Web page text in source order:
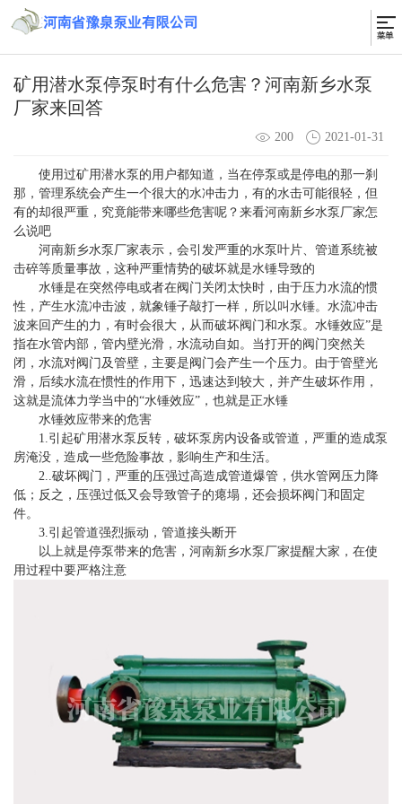
矿用潜水泵停泵时有什么危害？河南新乡水泵
厂家来回答
200 2021-01-31
使用过矿用潜水泵的用户都知道，当在停泵或是停电的那一刹
那，管理系统会产生一个很大的水冲击力，有的水击可能很轻，但
有的却很严重，究竟能带来哪些危害呢？来看河南新乡水泵厂家怎
么说吧
河南新乡水泵厂家表示，会引发严重的水泵叶片、管道系统被
击碎等质量事故，这种严重情势的破坏就是水锤导致的
水锤是在突然停电或者在阀门关闭太快时，由于压力水流的惯
性，产生水流冲击波，就象锤子敲打一样，所以叫水锤。水流冲击
波来回产生的力，有时会很大，从而破坏阀门和水泵。水锤效应”是
指在水管内部，管内壁光滑，水流动自如。当打开的阀门突然关
闭，水流对阀门及管壁，主要是阀门会产生一个压力。由于管壁光
滑，后续水流在惯性的作用下，迅速达到较大，并产生破坏作用，
这就是流体力学当中的“水锤效应”，也就是正水锤
水锤效应带来的危害
1.引起矿用潜水泵反转，破坏泵房内设备或管道，严重的造成泵
房淹没，造成一些危险事故，影响生产和生活。
2..破坏阀门，严重的压强过高造成管道爆管，供水管网压力降
低；反之，压强过低又会导致管子的瘪塌，还会损坏阀门和固定
件。
3.引起管道强烈振动，管道接头断开
以上就是停泵带来的危害，河南新乡水泵厂家提醒大家，在使
用过程中要严格注意